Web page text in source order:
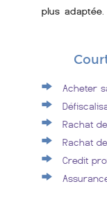
plus adaptée
Acheter
Rachat
Rachat
Credit